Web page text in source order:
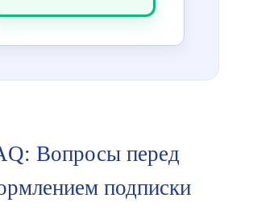
Вопросы перед
подписки